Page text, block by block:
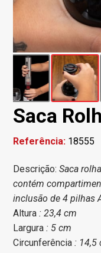
Saca
Referência: 18555
Descrição:Saca
contém
inclusão de 4 pilhas
Altura : 23,4 cm
Largura : 5 cm
Circunferência : 14,5